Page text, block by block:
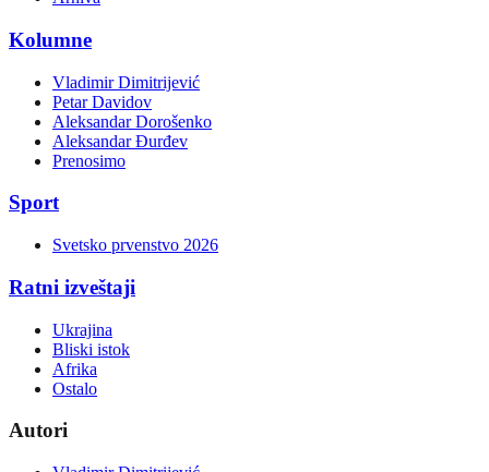
Kolumne
Vladimir Dimitrijević
Petar Davidov
Aleksandar Dorošenko
Aleksandar Đurđev
Prenosimo
Sport
Svetsko prvenstvo 2026
Ratni izveštaji
Ukrajina
Bliski istok
Afrika
Ostalo
Autori